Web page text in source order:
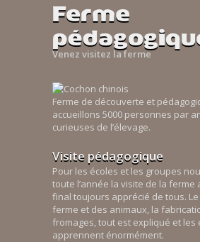
Ferme
Venez visitez la ferme
Ferme de découverte et
accueillons 5000 personnes par
curieuses de l’élevage.
Visite pédagogique
Pour les écoles et les groupes
toute l’année la visite de la ferme
final toujours apprécié de tous.
ferme et des animaux, la
fromages, tout est expliqué et les
apprennent énormément.